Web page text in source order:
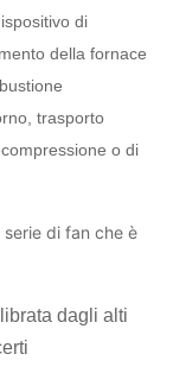
di
della fornace
trasporto
o di
di fan che è
dagli alti